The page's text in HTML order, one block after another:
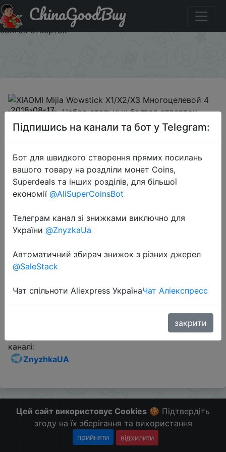
Придбати по знижці 4d4f2b XIAOMI Mijia Wowstick
X1/X2/X3 Многоцелевой 4 мм S2 Сталь Набор стальных
болтов отверток
ChinaGoodBuy
2018-08-17
XIAOMI Mijia Wowstick X1/X2/X3
Многоцелевой 4 мм S2 Сталь
Набор стальных болтов отверток
$5.99
Промокод:
Слідкуйте за знижками на мобільному, в телеграм
каналі:
ZnyzhkaUA
Цей сайт використовує Cookies 🍪 Підтвердіть
згоду на їх зберігання та використання
прийняти відхилити
Підпишись на канали та бот у Telegram:
Бот для швидкого створення прямих посилань
вашого товару на роздліли монет Coins,
Superdeals та інших розділів, для більшої
економії @AliSuperCoinsBot
Телеграм канал зі знижками виключно для
України @ZnyzkaUa
Автоматичний збирач знижок з різних джерел
@SaleStack
Чат спільноти Aliexpress УкраїнаЧат Аліекспресс
закрити